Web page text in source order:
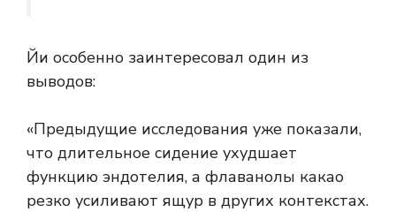
Йи особенно заинтересовал один из
выводов:
«Предыдущие исследования уже показали,
что длительное сидение ухудшает
функцию эндотелия, а флаванолы какао
резко усиливают ящур в других контекстах.